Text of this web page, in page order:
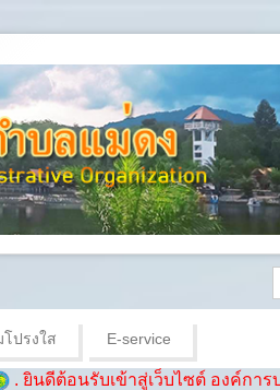
ปรงใส E-service
สู่เว็บไซต์ องค์การบริหารส่วนตำบ